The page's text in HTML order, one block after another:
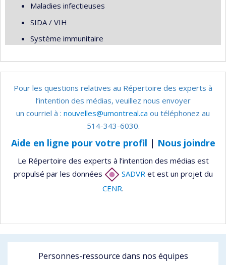
Maladies infectieuses
SIDA / VIH
Système immunitaire
Pour les questions relatives au Répertoire des experts à
l’intention des médias, veuillez nous envoyer
un courriel à : nouvelles@umontreal.ca ou téléphonez au
514-343-6030.
Aide en ligne pour votre profil | Nous joindre
Le Répertoire des experts à l’intention des médias est
propulsé par les données
SADVR et est un projet du
CENR.
Personnes-ressource dans nos équipes